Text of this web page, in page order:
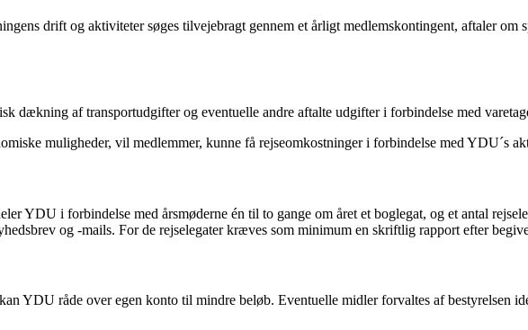
drift og aktiviteter søges tilvejebragt gennem et årligt medlemskontingent, aftaler om
dækning af transportudgifter og eventuelle andre aftalte udgifter i forbindelse med
muligheder, vil medlemmer, kunne få rejseomkostninger i forbindelse med YDU´s
YDU i forbindelse med årsmøderne én til to gange om året et boglegat, og et antal
og -mails. For de rejselegater kræves som minimum en skriftlig rapport efter
YDU råde over egen konto til mindre beløb. Eventuelle midler forvaltes af bestyrelsen